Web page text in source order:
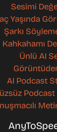
Sesimi
Yaşında
Şarkı
Kahkahamı
Ünlü AI
AI Podcast
Podcast